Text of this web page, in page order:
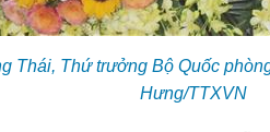
Thái, Thứ trưởng Bộ Quốc
Hưng/TTXVN